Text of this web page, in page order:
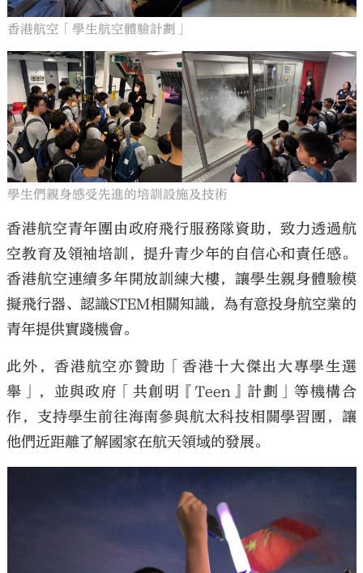
香港航空「學生航空體驗計劃」
學生們親身感受先進的培訓設施及技術
香港航空青年團由政府飛行服務隊資助，致力透過航
空教育及領袖培訓，提升青少年的自信心和責任感。
香港航空連續多年開放訓練大樓，讓學生親身體驗模
擬飛行器、認識STEM相關知識，為有意投身航空業的
青年提供實踐機會。
此外，香港航空亦贊助「香港十大傑出大專學生選
舉」，並與政府「共創明『Teen』計劃」等機構合
作，支持學生前往海南參與航太科技相關學習團，讓
他們近距離了解國家在航天領域的發展。